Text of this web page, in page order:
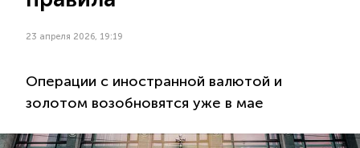
23 апреля 2026, 19:19
Операции с иностранной валютой и
золотом возобновятся уже в мае